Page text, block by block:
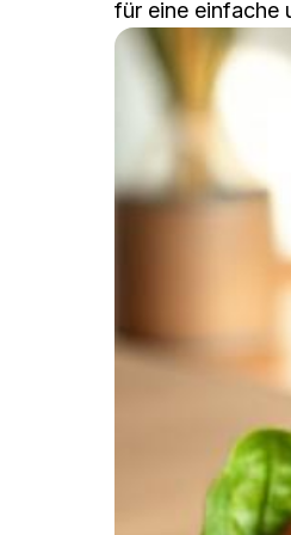
für eine einfache